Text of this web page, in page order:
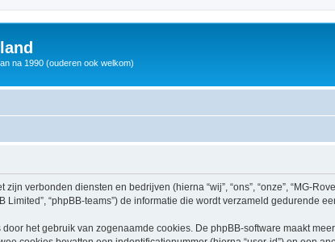
na 1990 (ouderen ook welkom)
verbonden diensten en bedrijven (hierna “wij”, “ons”, “onze”, “MG-
Limited”, “phpBB-teams”) de informatie die wordt verzameld gedurende
het gebruik van zogenaamde cookies. De phpBB-software maakt